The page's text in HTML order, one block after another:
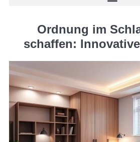
Ordnung im
schaffen: